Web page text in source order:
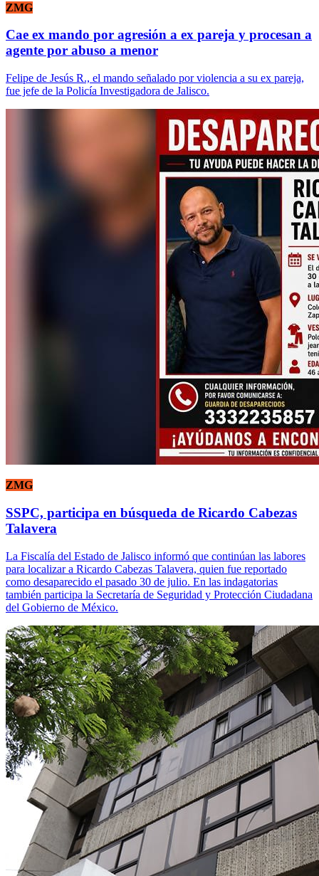
ZMG
Cae ex mando por agresión a ex pareja y procesan a
agente por abuso a menor
Felipe de Jesús R., el mando señalado por violencia a su ex pareja,
fue jefe de la Policía Investigadora de Jalisco.
ZMG
SSPC, participa en búsqueda de Ricardo Cabezas
Talavera
La Fiscalía del Estado de Jalisco informó que continúan las labores
para localizar a Ricardo Cabezas Talavera, quien fue reportado
como desaparecido el pasado 30 de julio. En las indagatorias
también participa la Secretaría de Seguridad y Protección Ciudadana
del Gobierno de México.